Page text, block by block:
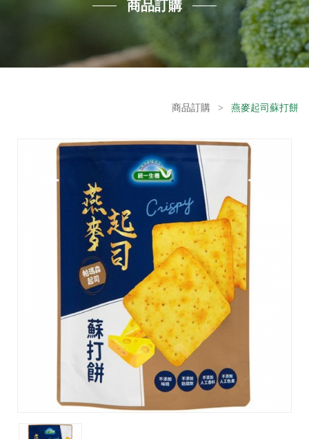
商品訂購
商品訂購 > 燕麥起司蘇打餅